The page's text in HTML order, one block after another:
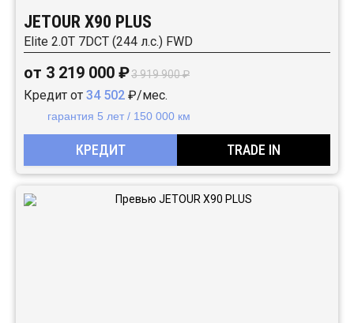
JETOUR X90 PLUS
Elite 2.0T 7DCT (244 л.с.) FWD
от 3 219 000 ₽3 919 900 ₽
Кредит от 34 502 ₽/мес.
гарантия 5 лет / 150 000 км
КРЕДИТ TRADE IN